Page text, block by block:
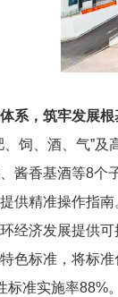
系，筑牢发展根
、饲、酒、气”
酱香基酒等8个
供精准操作指
经济发展提供
色标准，将标
标准实施率88%。